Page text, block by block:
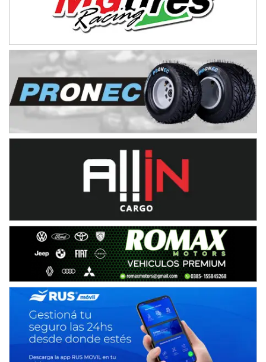
Rufino (Santa Fe)
TUCUMANO - F5
El Timbó (Tucumán)
COBERTURA ESPECIAL DE E-KART.COM.AR
08/09-AGO
IAME SERIES ARGENTINA 6
Ramiro Tot (Asfalto)
Ciudad de Trenque Lauquen (Asfalto)
Trenque Lauquen (Buenos Aires)
ENTRERRIANO - F6 (POSTERGADA)
VICTORIENSE - F7
El Cerro (Tierra)
Victoria (Entre Ríos)
PATAGONICO - F6
Moto Club Reginense (Tierra)
Gral. E. Godoy (Río Negro)
CSK - F7
Juventud Unida (Tierra)
Humboldt (Santa Fe)